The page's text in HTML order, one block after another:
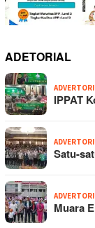
ADETORIAL
IPPAT
Satu-
Muara